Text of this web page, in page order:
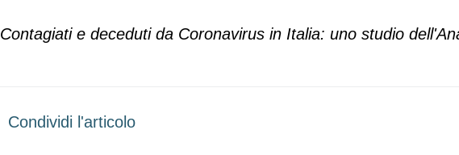
Contagiati e deceduti da Coronavirus in Italia: uno studio
Condividi l'articolo